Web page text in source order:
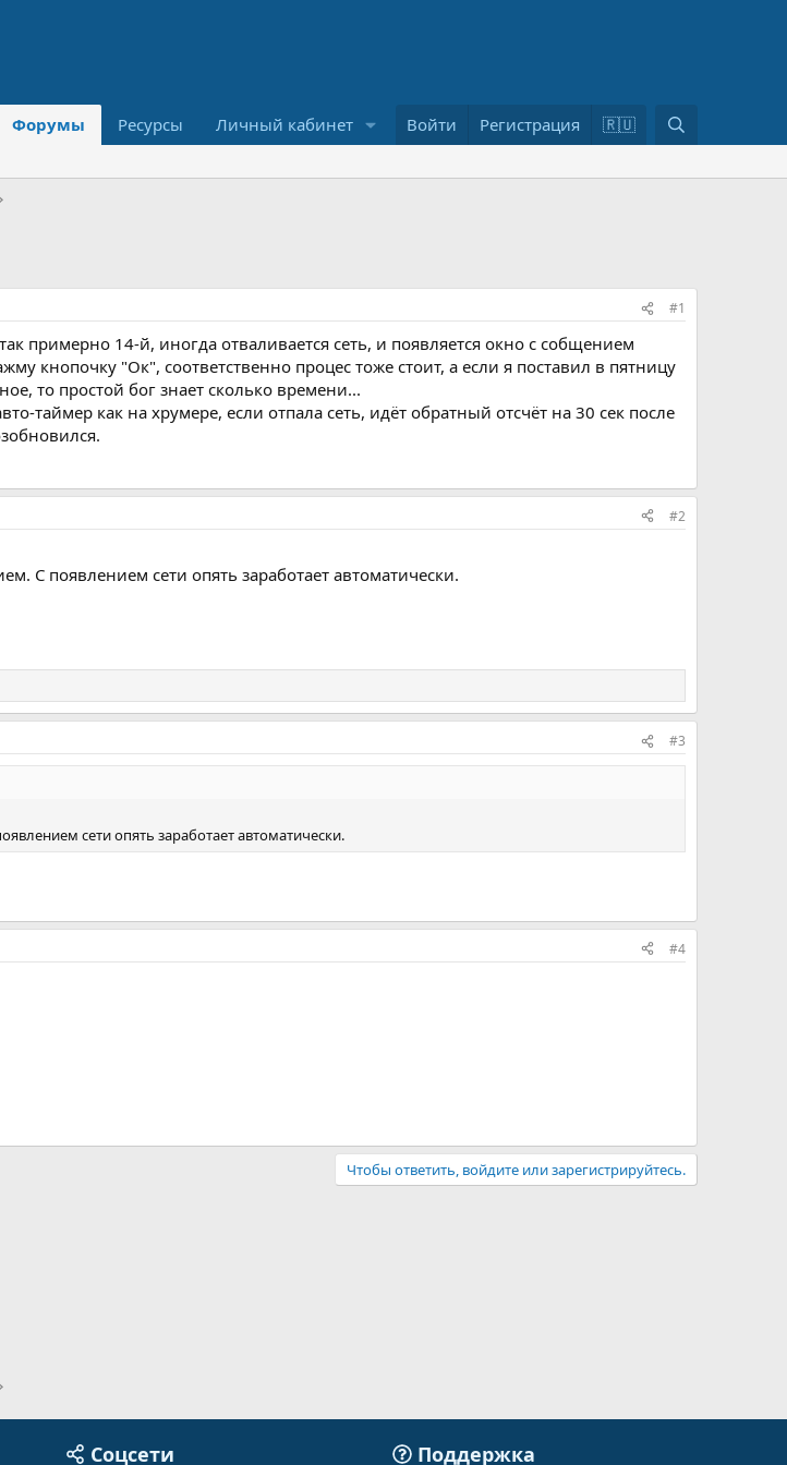
Форумы Ресурсы Личный кабинет Войти Регистрация 🇷🇺
о
#1
примерно 14-й, иногда отваливается сеть, и появляется окно с собщением
кнопочку "Ок", соответственно процес тоже стоит, а если я поставил в пятницу
то простой бог знает сколько времени...
таймер как на хрумере, если отпала сеть, идёт обратный отсчёт на 30 сек после
#2
С появлением сети опять заработает автоматически.
#3
сети опять заработает автоматически.
#4
Чтобы ответить, войдите или зарегистрируйтесь.
Соцсети Поддержка